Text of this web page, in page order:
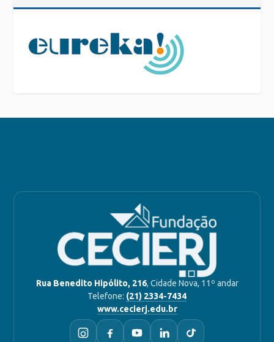
Rua Benedito Hipólito, 216, Cidade Nova, 11º andar
Telefone: (21) 2334-7434
www.cecierj.edu.br